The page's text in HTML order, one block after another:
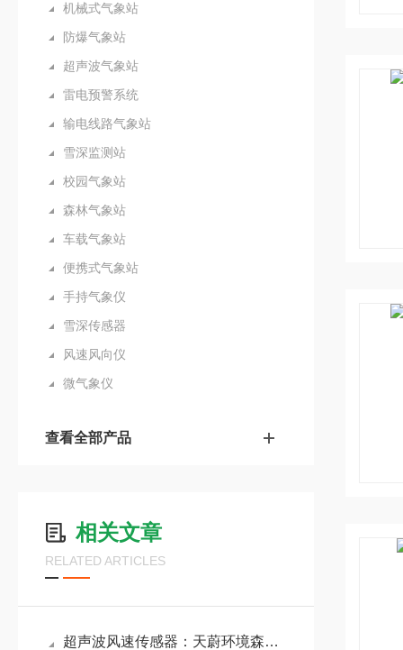
机械式气象站
防爆气象站
超声波气象站
雷电预警系统
输电线路气象站
雪深监测站
校园气象站
森林气象站
车载气象站
便携式气象站
手持气象仪
雪深传感器
风速风向仪
微气象仪
查看全部产品
相关文章
RELATED ARTICLES
超声波风速传感器：天蔚环境森林防火气象站的测风优势